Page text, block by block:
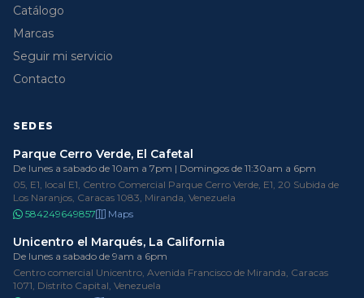
Catálogo
Marcas
Seguir mi servicio
Contacto
SEDES
Parque Cerro Verde, El Cafetal
De lunes a sabado de 10am a 7pm | Domingos de 11:30am a 6pm
05, E1, local E1, Centro Comercial Parque Cerro Verde, E1, 20 Subida de
Los Naranjos, Caracas 1083, Miranda, Venezuela
584249649857
Maps
Unicentro el Marqués, La California
De lunes a sabado de 9am a 6pm
Centro comercial Unicentro, Avenida Francisco de Miranda, Caracas
1071, Distrito Capital, Venezuela